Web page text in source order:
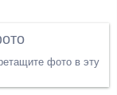
фото в эту